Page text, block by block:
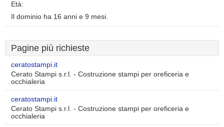
Età:
Il dominio ha 16 anni e 9 mesi.
Pagine più richieste
ceratostampi.it
Cerato Stampi s.r.l. - Costruzione stampi per oreficeria e
occhialeria
ceratostampi.it
Cerato Stampi s.r.l. - Costruzione stampi per oreficeria e
occhialeria